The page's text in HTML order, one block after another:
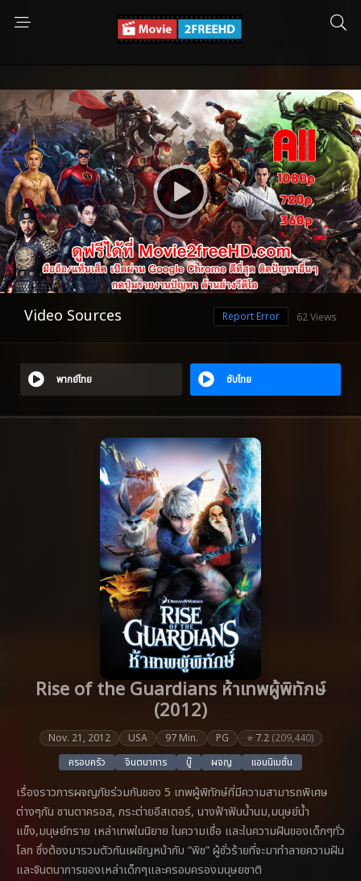
Video Sources 62 Views
Report Error
พากย์ไทย ซับไทย
Rise of the Guardians ห้าเทพผู้พิทักษ์
(2012)
Nov. 21, 2012 USA 97 Min. PG ⭐ 7.2 (209,440)
ครอบครัว
จินตนาการ บู๊ ผจญ แอนนิเมชั่น
เรื่องราวการผจญภัยร่วมกันของ 5 เทพผู้พิทักษ์ที่มีความสามารถพิเศษ
ต่างๆกัน ซานตาครอส, กระต่ายอีสเตอร์, นางฟ้าฟันน้ำนม,มนุษย์น้ำ
แข็ง,มนุษย์ทราย เหล่าเทพในนิยาย ในความเชื่อ และในความฝันของเด็กๆทั่ว
โลก ซึ่งต้องมารวมตัวกันเผชิญหน้ากับ “พิช” ผู้ชั่วร้ายที่จะมาทำลายความฝัน
และจินตนาการของเหล่าเด็กๆและครอบครองมนุษยชาติ